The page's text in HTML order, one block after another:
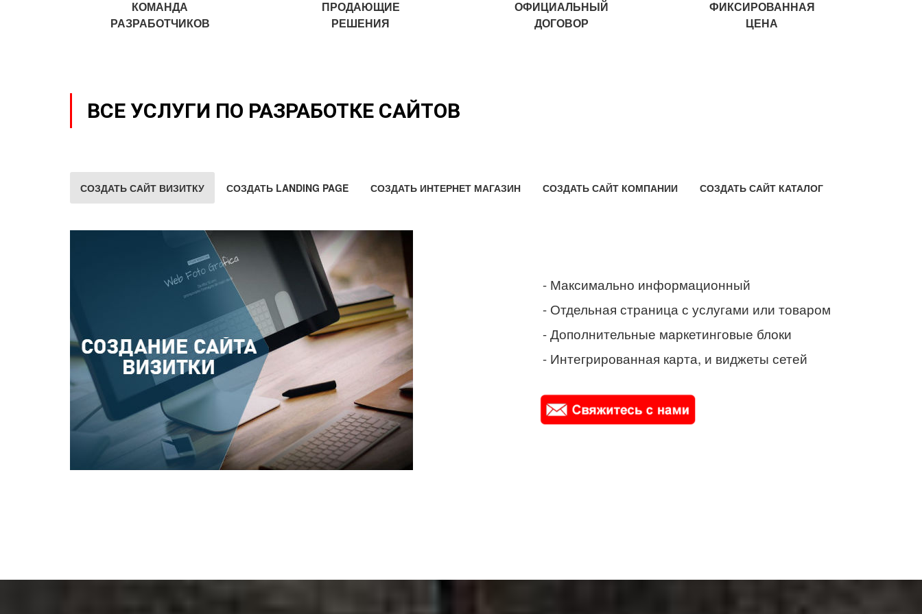
КОМАНДА
РАЗРАБОТЧИКОВ
ПРОДАЮЩИЕ
РЕШЕНИЯ
ОФИЦИАЛЬНЫЙ
ДОГОВОР
ФИКСИРОВАННАЯ
ЦЕНА
ВСЕ УСЛУГИ ПО РАЗРАБОТКЕ САЙТОВ
СОЗДАТЬ САЙТ ВИЗИТКУ СОЗДАТЬ LANDING PAGE СОЗДАТЬ ИНТЕРНЕТ МАГАЗИН СОЗДАТЬ САЙТ КОМПАНИИ СОЗДАТЬ САЙТ КАТАЛОГ
- Максимально информационный
- Отдельная страница с услугами или товаром
- Дополнительные маркетинговые блоки
- Интегрированная карта, и виджеты сетей